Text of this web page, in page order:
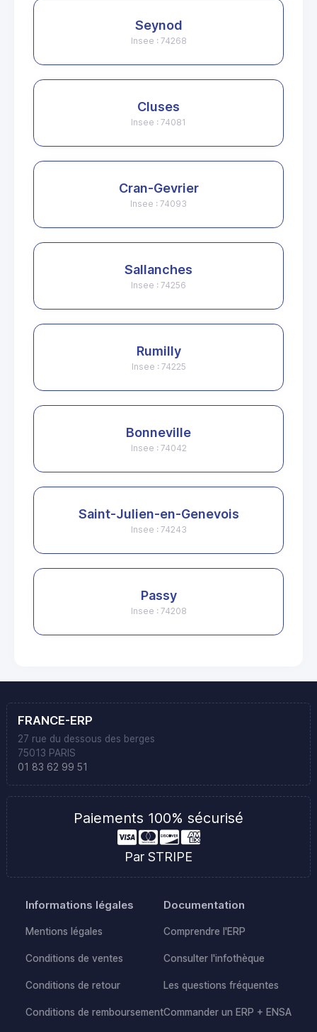
Seynod
Insee : 74268
Cluses
Insee : 74081
Cran-Gevrier
Insee : 74093
Sallanches
Insee : 74256
Rumilly
Insee : 74225
Bonneville
Insee : 74042
Saint-Julien-en-Genevois
Insee : 74243
Passy
Insee : 74208
FRANCE-ERP
27 rue du dessous des berges
75013 PARIS
01 83 62 99 51
Paiements 100% sécurisé
Par STRIPE
Informations légales
Mentions légales
Conditions de ventes
Conditions de retour
Conditions de remboursement
Documentation
Comprendre l'ERP
Consulter l'infothèque
Les questions fréquentes
Commander un ERP + ENSA